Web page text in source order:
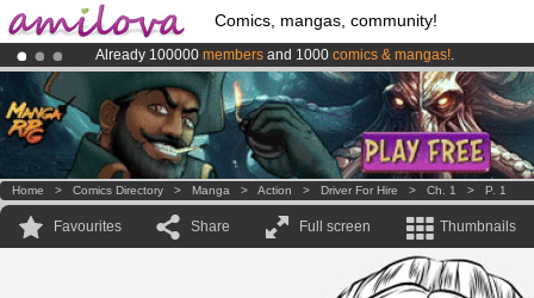
Comics, mangas, community!
Already 100000 members and 1000 comics & mangas!.
AmilovaKickstarter is now LIVE!.
Premium membership from3.95 euros per month !Get membership
Home > Comics Directory > Manga > Action > Driver For Hire > Ch. 1 > P. 1
Favourites Share Full screen Thumbnails